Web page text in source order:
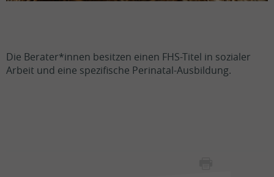
Die Berater*innen besitzen einen FHS-Titel in sozialer
Arbeit und eine spezifische Perinatal-Ausbildung.